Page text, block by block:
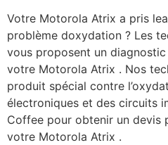
Votre Motorola Atrix a pris
problème doxydation ? Les
vous proposent un
votre Motorola Atrix . Nos
produit spécial contre
électroniques et des circuits
Coffee pour obtenir un devis
votre Motorola Atrix .